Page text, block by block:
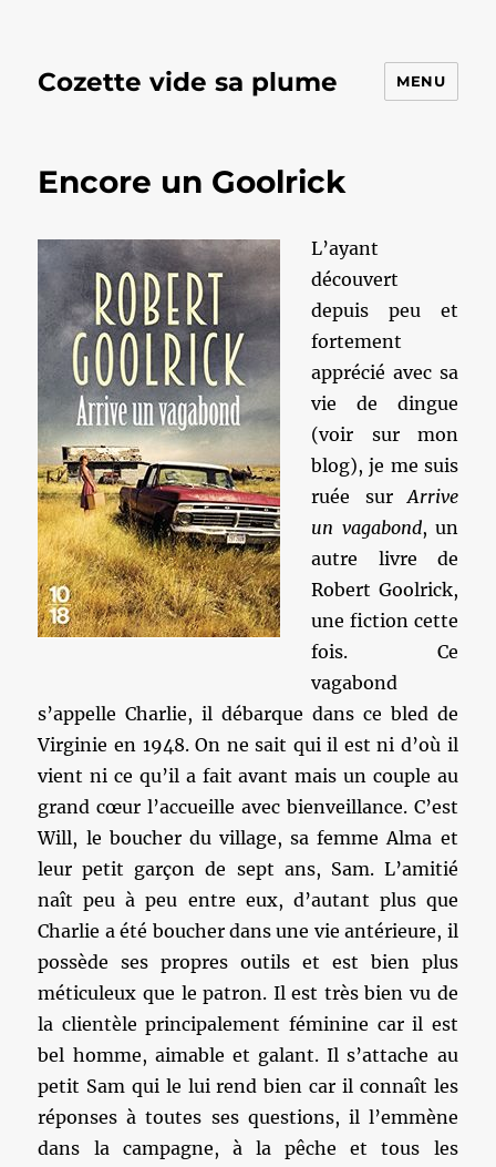
Cozette vide sa plume MENU
Encore un Goolrick
L’ayant
découvert
depuis peu et
fortement
apprécié avec sa
vie de dingue
(voir sur mon
blog), je me suis
ruée surArrive
un vagabond, un
autre livre de
Robert Goolrick,
une fiction cette
fois. Ce
vagabond
s’appelle Charlie, il débarque dans ce bled de
Virginie en 1948. On ne sait qui il est ni d’où il
vient ni ce qu’il a fait avant mais un couple au
grand cœur l’accueille avec bienveillance. C’est
Will, le boucher du village, sa femme Alma et
leur petit garçon de sept ans, Sam. L’amitié
naît peu à peu entre eux, d’autant plus que
Charlie a été boucher dans une vie antérieure, il
possède ses propres outils et est bien plus
méticuleux que le patron. Il est très bien vu de
la clientèle principalement féminine car il est
bel homme, aimable et galant. Il s’attache au
petit Sam qui le lui rend bien car il connaît les
réponses à toutes ses questions, il l’emmène
dans la campagne, à la pêche et tous les